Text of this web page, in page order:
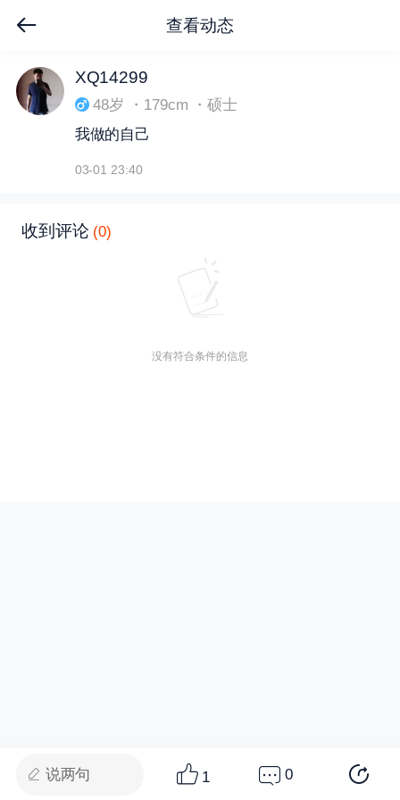
查看动态
下拉刷新
XQ14299
48岁 ・179cm ・硕士
我做的自己
03-01 23:40
收到评论 (0)
没有符合条件的信息
说两句 1 0